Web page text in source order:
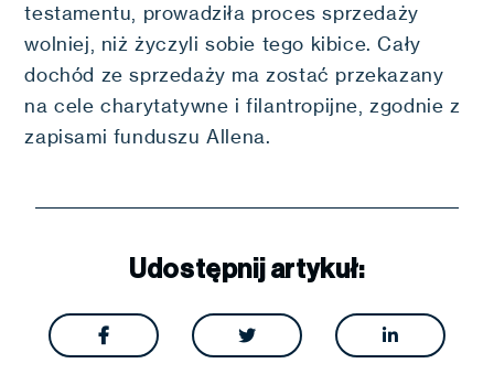
testamentu, prowadziła proces sprzedaży
wolniej, niż życzyli sobie tego kibice. Cały
dochód ze sprzedaży ma zostać przekazany
na cele charytatywne i filantropijne, zgodnie z
zapisami funduszu Allena.
Udostępnij artykuł:
  